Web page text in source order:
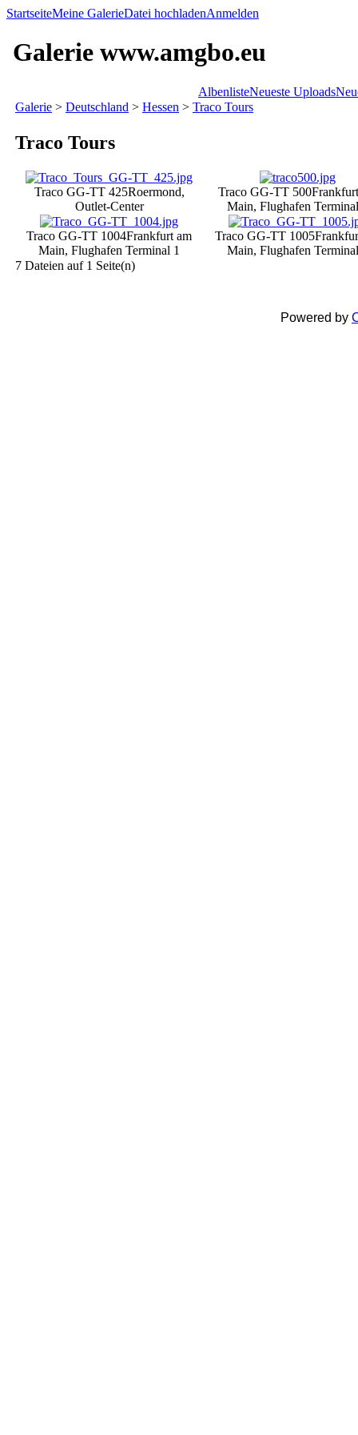
StartseiteMeine GalerieDatei hochladenAnmelden
Galerie www.amgbo.eu
AlbenlisteNeueste Uploads
Galerie > Deutschland > Hessen > Traco Tours
Traco Tours
Traco GG-TT 425Roermond,
Outlet-Center
Traco GG-TT 500
Main, Flughafen
Traco GG-TT 1004Frankfurt am
Main, Flughafen Terminal 1
Traco GG-TT 1005
Main, Flughafen
7 Dateien auf 1 Seite(n)
Powered by